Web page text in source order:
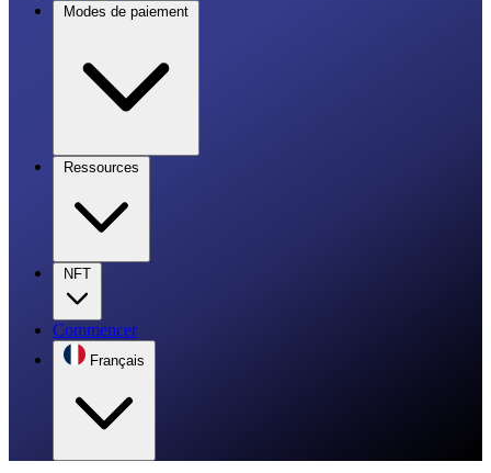
Modes de paiement
Ressources
NFT
Commencer
Français